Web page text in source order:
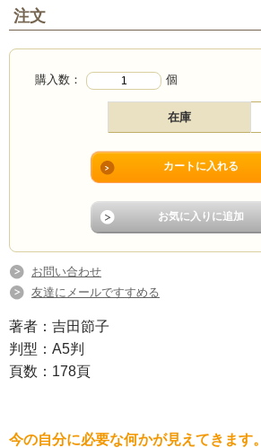
注文
購入数： 個
在庫
お問い合わせ
友達にメールですすめる
著者：吉田節子
判型：A5判
頁数：178頁
今の自分に必要な何かが見えてきます。